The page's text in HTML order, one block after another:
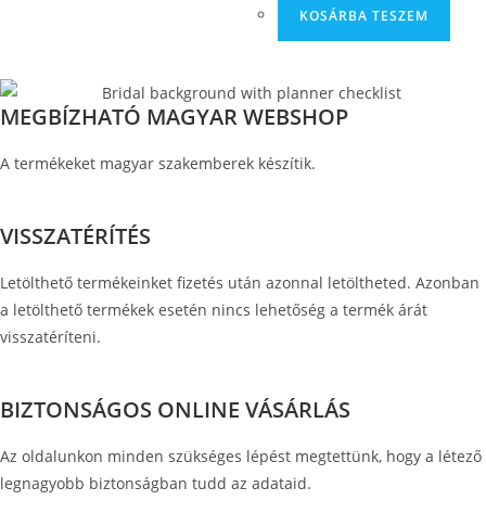
KOSÁRBA TESZEM
MEGBÍZHATÓ MAGYAR WEBSHOP
A termékeket magyar szakemberek készítik.
VISSZATÉRÍTÉS
Letölthető termékeinket fizetés után azonnal letöltheted. Azonban
a letölthető termékek esetén nincs lehetőség a termék árát
visszatéríteni.
BIZTONSÁGOS ONLINE VÁSÁRLÁS
Az oldalunkon minden szükséges lépést megtettünk, hogy a létező
legnagyobb biztonságban tudd az adataid.